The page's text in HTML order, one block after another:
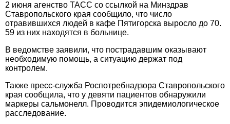
2 июня агенство ТАСС со ссылкой на Минздрав
Ставропольского края сообщило, что число
отравившихся людей в кафе Пятигорска выросло до 70.
59 из них находятся в больнице.
В ведомстве заявили, что пострадавшим оказывают
необходимую помощь, а ситуацию держат под
контролем.
Также пресс-служба Роспотребнадзора Ставропольского
края сообщила, что у девяти пациентов обнаружили
маркеры сальмонелл. Проводится эпидемиологическое
расследование.